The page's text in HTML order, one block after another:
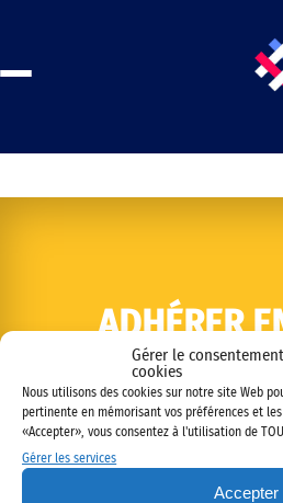
Gérer le
cookies
Nous utilisons des cookies sur notre site Web
pertinente en mémorisant vos préférences et
«Accepter», vous consentez à l'utilisation de
Gérer les services
Accepter
ADHÉRER
Copyright © 2022